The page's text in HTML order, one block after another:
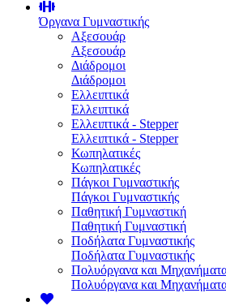
Όργανα Γυμναστικής
Αξεσουάρ
Αξεσουάρ
Διάδρομοι
Διάδρομοι
Ελλειπτικά
Ελλειπτικά
Ελλειπτικά - Stepper
Ελλειπτικά - Stepper
Κωπηλατικές
Κωπηλατικές
Πάγκοι Γυμναστικής
Πάγκοι Γυμναστικής
Παθητική Γυμναστική
Παθητική Γυμναστική
Ποδήλατα Γυμναστικής
Ποδήλατα Γυμναστικής
Πολυόργανα και
Πολυόργανα και